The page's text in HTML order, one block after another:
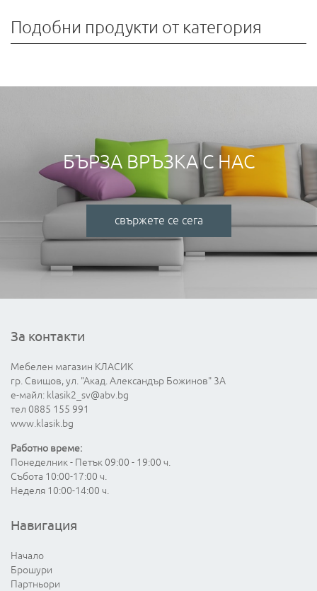
Подобни продукти от категория
БЪРЗА ВРЪЗКА С НАС
свържете се сега
За контакти
Мебелен магазин КЛАСИК
гр. Свищов, ул. "Акад. Александър Божинов" 3А
е-майл: klasik2_sv@abv.bg
тел 0885 155 991
www.klasik.bg
Работно време:
Понеделник - Петък 09:00 - 19:00 ч.
Събота 10:00-17:00 ч.
Неделя 10:00-14:00 ч.
Навигация
Начало
Брошури
Партньори